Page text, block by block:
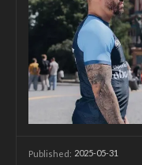
Published: 2025-05-31